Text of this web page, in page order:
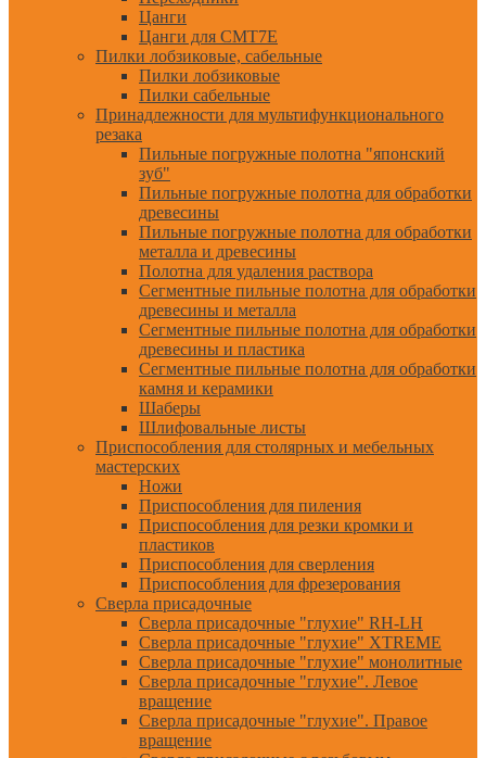
Цанги
Цанги для CMT7E
Пилки лобзиковые, сабельные
Пилки лобзиковые
Пилки сабельные
Принадлежности для мультифункционального
резака
Пильные погружные полотна "японский
зуб"
Пильные погружные полотна для обработки
древесины
Пильные погружные полотна для обработки
металла и древесины
Полотна для удаления раствора
Сегментные пильные полотна для обработки
древесины и металла
Сегментные пильные полотна для обработки
древесины и пластика
Сегментные пильные полотна для обработки
камня и керамики
Шаберы
Шлифовальные листы
Приспособления для столярных и мебельных
мастерских
Ножи
Приспособления для пиления
Приспособления для резки кромки и
пластиков
Приспособления для сверления
Приспособления для фрезерования
Сверла присадочные
Сверла присадочные "глухие" RH-LH
Сверла присадочные "глухие" XTREME
Сверла присадочные "глухие" монолитные
Сверла присадочные "глухие". Левое
вращение
Сверла присадочные "глухие". Правое
вращение